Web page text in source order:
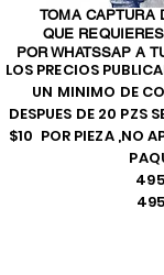
LOS PRECIOS
UN MINIMO DE
DESPUES DE 20 PZS
$10 POR PIEZA ,NO
TOMA CAPTURA
QUE
POR WHATSSAP A